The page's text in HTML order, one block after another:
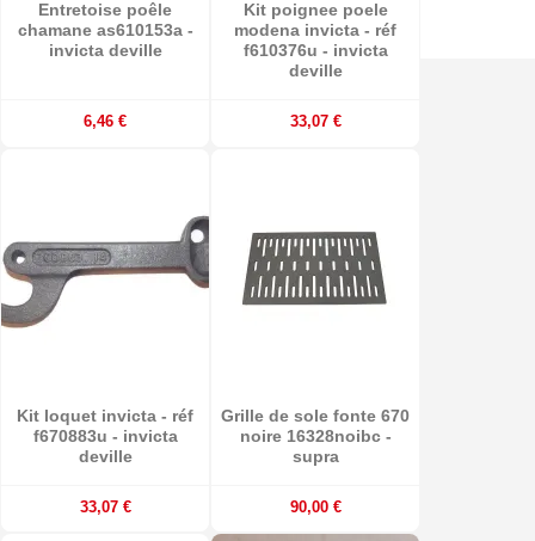
Entretoise poêle
chamane as610153a -
invicta deville
6,46 €
Kit poignee poele
modena invicta - réf
f610376u - invicta
deville
33,07 €
Kit loquet invicta - réf
f670883u - invicta
deville
33,07 €
Grille de sole fonte 670
noire 16328noibc -
supra
90,00 €